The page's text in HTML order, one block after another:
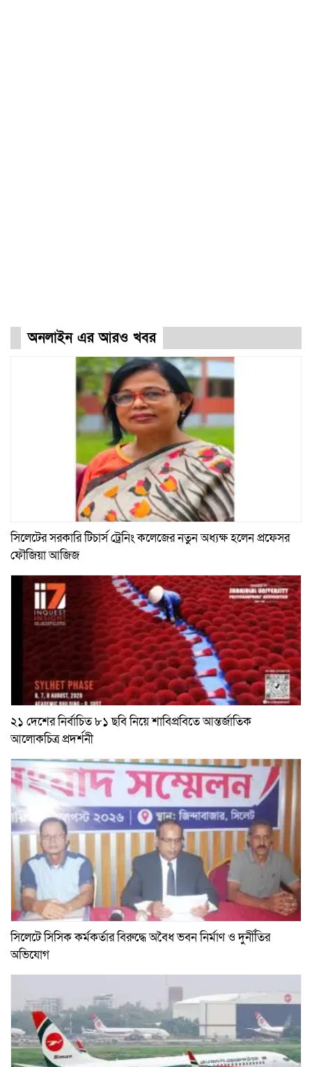
অনলাইন এর আরও খবর
সিলেটের সরকারি টিচার্স ট্রেনিং কলেজের নতুন অধ্যক্ষ হলেন প্রফেসর
ফৌজিয়া আজিজ
২১ দেশের নির্বাচিত ৮১ ছবি নিয়ে শাবিপ্রবিতে আন্তর্জাতিক
আলোকচিত্র প্রদর্শনী
সিলেটে সিসিক কর্মকর্তার বিরুদ্ধে অবৈধ ভবন নির্মাণ ও দুর্নীতির
অভিযোগ